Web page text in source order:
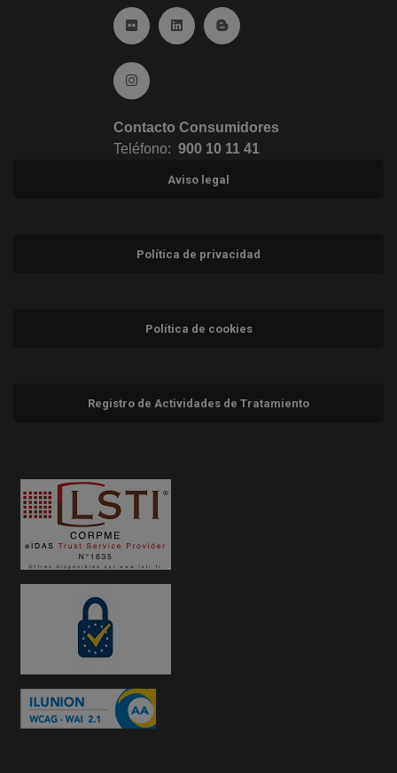
Ir a Flickr (abre en ventana nueva)
Ir a Linkedin (abre en ventana nueva)
Ir al Blog (abre en ventana
Ir a Instagram (abre en ventana nueva)
Contacto Consumidores
Teléfono: 900 10 11 41
Aviso legal
Política de privacidad
Política de cookies
Registro de Actividades de Tratamiento